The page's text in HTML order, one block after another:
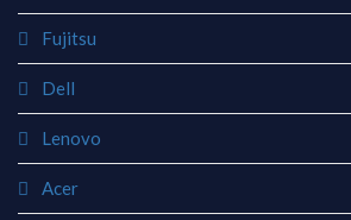
Fujitsu
Dell
Lenovo
Acer